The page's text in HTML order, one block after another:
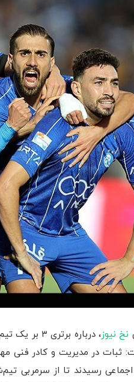
نخ نیوز
، درباره
ثبات در مدیریت و کادر فنی
اجماعی رسیدند تا از سرمربی